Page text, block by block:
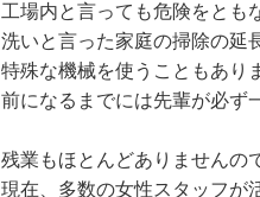
す。　今回、市原市八幡海
工場内と言っても危険をと
洗いと言った家庭の掃除の
前になるまでには先輩が必